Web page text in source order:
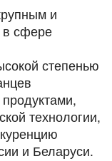
и
в сфере
степенью
технологии,
и Беларуси.